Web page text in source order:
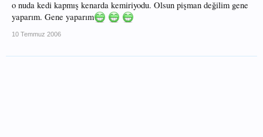
o nuda kedi kapmış kenarda kemiriyodu. Olsun pişman değilim gene
yaparım. Gene yaparım
10 Temmuz 2006